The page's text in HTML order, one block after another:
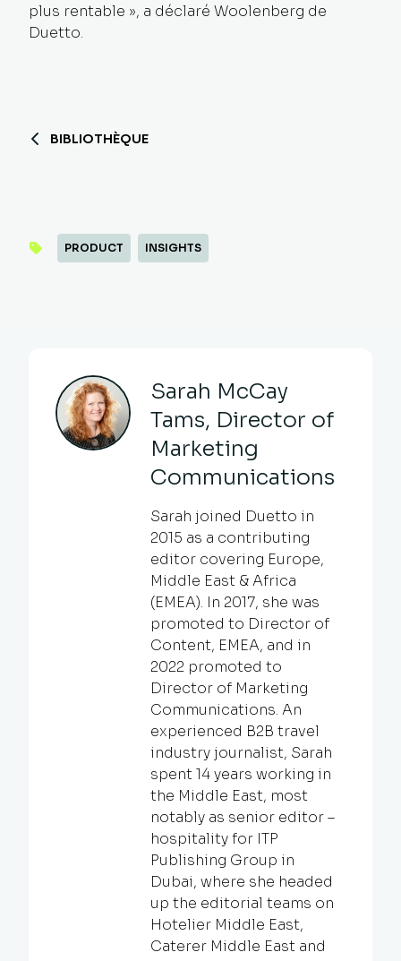
plus rentable », a déclaré Woolenberg de
Duetto.
BIBLIOTHÈQUE
PRODUCT INSIGHTS
Sarah McCay
Tams, Director of
Marketing
Communications
Sarah joined Duetto in
2015 as a contributing
editor covering Europe,
Middle East & Africa
(EMEA). In 2017, she was
promoted to Director of
Content, EMEA, and in
2022 promoted to
Director of Marketing
Communications. An
experienced B2B travel
industry journalist, Sarah
spent 14 years working in
the Middle East, most
notably as senior editor –
hospitality for ITP
Publishing Group in
Dubai, where she headed
up the editorial teams on
Hotelier Middle East,
Caterer Middle East and